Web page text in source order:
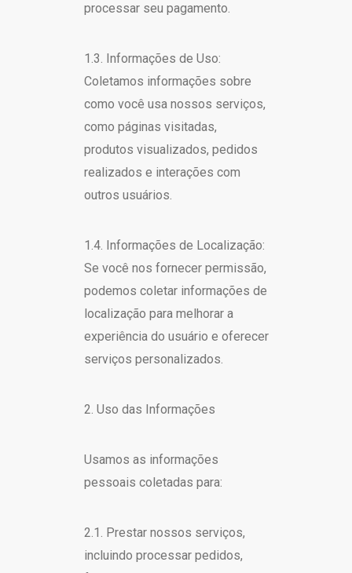
processar seu pagamento.
1.3. Informações de Uso:
Coletamos informações sobre
como você usa nossos serviços,
como páginas visitadas,
produtos visualizados, pedidos
realizados e interações com
outros usuários.
1.4. Informações de Localização:
Se você nos fornecer permissão,
podemos coletar informações de
localização para melhorar a
experiência do usuário e oferecer
serviços personalizados.
2. Uso das Informações
Usamos as informações
pessoais coletadas para:
2.1. Prestar nossos serviços,
incluindo processar pedidos,